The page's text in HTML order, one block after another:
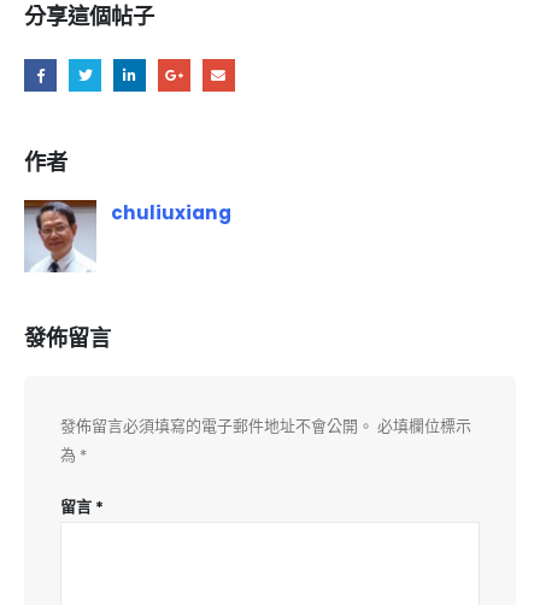
分享這個帖子
作者
chuliuxiang
發佈留言
發佈留言必須填寫的電子郵件地址不會公開。 必填欄位標示
為 *
留言 *